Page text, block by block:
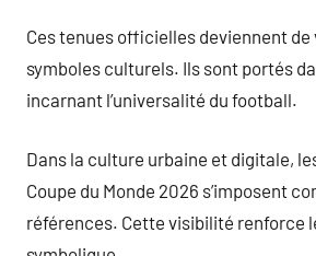
Ces tenues officielles deviennent
symboles culturels. Ils sont portés
incarnant l’universalité du football.
Dans la culture urbaine et digitale,
Coupe du Monde 2026 s’imposent
références. Cette visibilité renforce